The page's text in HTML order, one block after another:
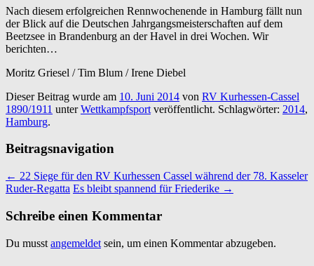
Nach diesem erfolgreichen Rennwochenende in Hamburg fällt nun
der Blick auf die Deutschen Jahrgangsmeisterschaften auf dem
Beetzsee in Brandenburg an der Havel in drei Wochen. Wir
berichten…
Moritz Griesel / Tim Blum / Irene Diebel
Dieser Beitrag wurde am 10. Juni 2014 von RV Kurhessen-Cassel
1890/1911 unterWettkampfsport veröffentlicht. Schlagwörter: 2014,
Hamburg.
Beitragsnavigation
← 22 Siege für den RV Kurhessen Cassel während der 78. Kasseler
Ruder-Regatta Es bleibt spannend für Friederike →
Schreibe einen Kommentar
Du musst angemeldet sein, um einen Kommentar abzugeben.